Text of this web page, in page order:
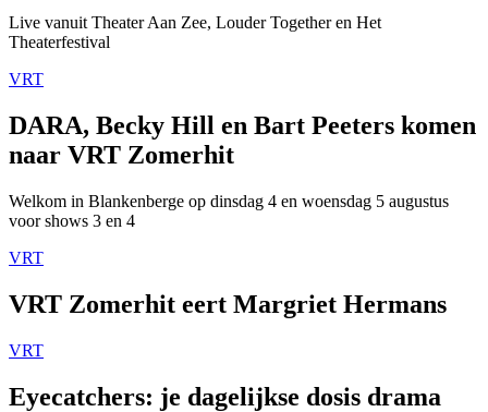
Live vanuit Theater Aan Zee, Louder Together en Het
Theaterfestival
VRT
DARA, Becky Hill en Bart Peeters komen
naar VRT Zomerhit
Welkom in Blankenberge op dinsdag 4 en woensdag 5 augustus
voor shows 3 en 4
VRT
VRT Zomerhit eert Margriet Hermans
VRT
Eyecatchers: je dagelijkse dosis drama